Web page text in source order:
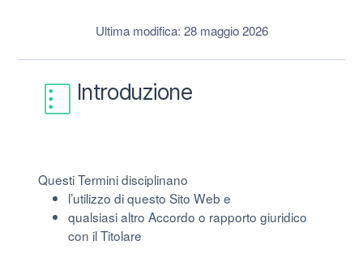
Ultima modifica: 28 maggio 2026
Introduzione
Questi Termini disciplinano
l’utilizzo di questo Sito Web e
qualsiasi altro Accordo o rapporto giuridico
con il Titolare